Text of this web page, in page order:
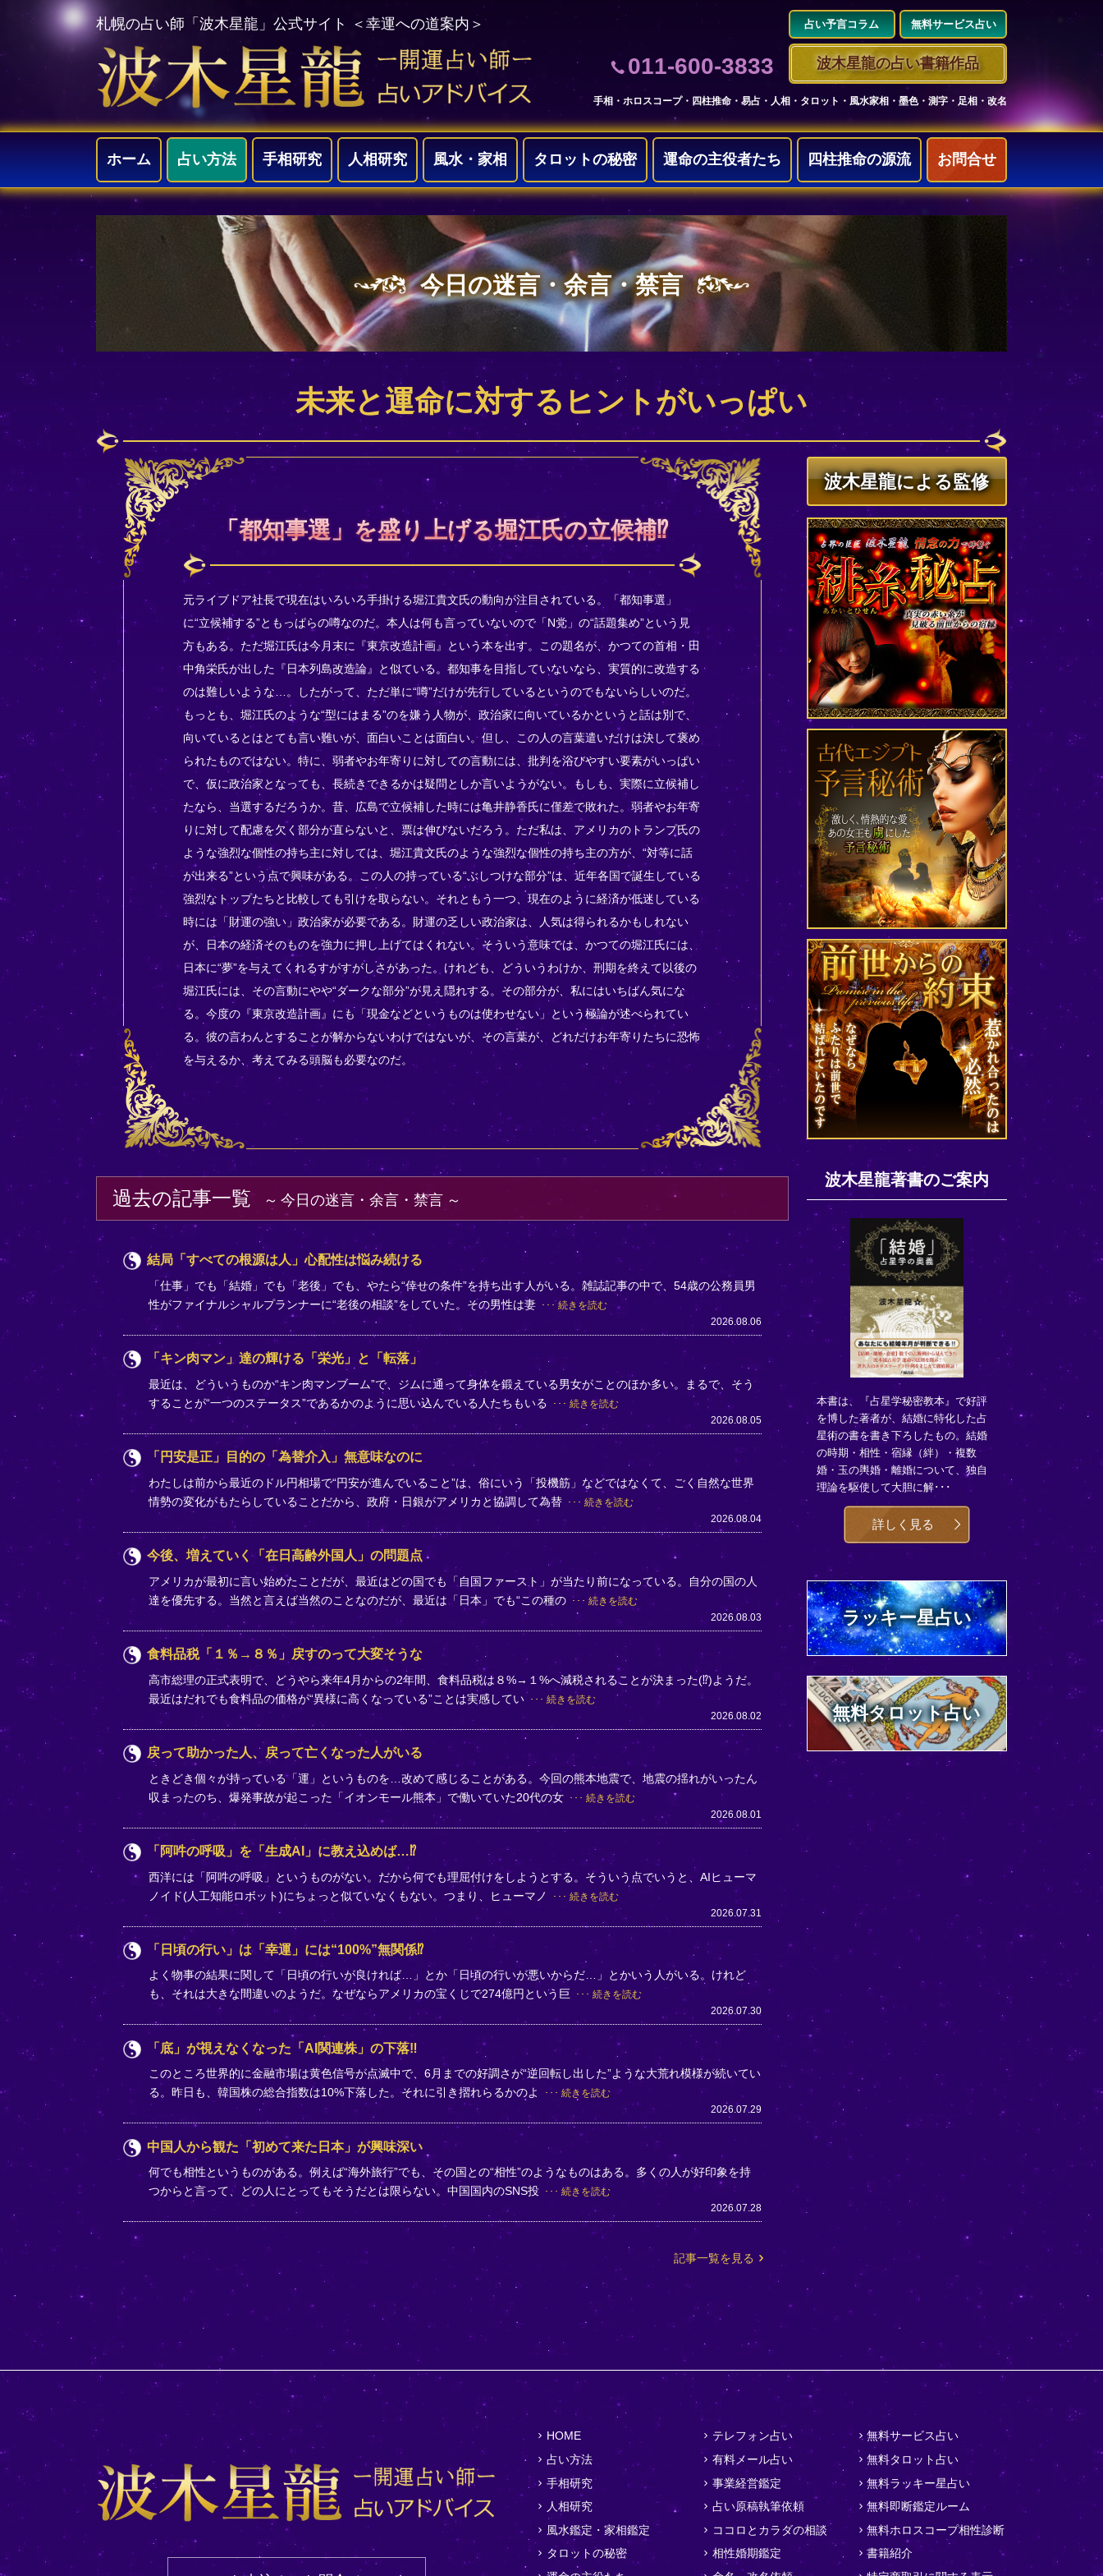
札幌の占い師「波木星龍」公式サイト ＜幸運への道案内＞
011-600-3833
占い予言コラム 無料サービス占い
波木星龍の占い書籍作品
手相・ホロスコープ・四柱推命・易占・人相・タロット・風水家相・墨色・測字・足相・改名
ホーム 占い方法 手相研究 人相研究 風水・家相 タロットの秘密 運命の主役者たち 四柱推命の源流 お問合せ
今日の迷言・余言・禁言
未来と運命に対するヒントがいっぱい
「都知事選」を盛り上げる堀江氏の立候補⁉
元ライブドア社長で現在はいろいろ手掛ける堀江貴文氏の動向が注目されている。「都知事選」
に“立候補する”ともっぱらの噂なのだ。本人は何も言っていないので「N党」の“話題集め”という見
方もある。ただ堀江氏は今月末に『東京改造計画』という本を出す。この題名が、かつての首相・田
中角栄氏が出した『日本列島改造論』と似ている。都知事を目指していないなら、実質的に改造する
のは難しいような…。したがって、ただ単に“噂”だけが先行しているというのでもないらしいのだ。
もっとも、堀江氏のような“型にはまる”のを嫌う人物が、政治家に向いているかというと話は別で、
向いているとはとても言い難いが、面白いことは面白い。但し、この人の言葉遣いだけは決して褒め
られたものではない。特に、弱者やお年寄りに対しての言動には、批判を浴びやすい要素がいっぱい
で、仮に政治家となっても、長続きできるかは疑問としか言いようがない。もしも、実際に立候補し
たなら、当選するだろうか。昔、広島で立候補した時には亀井静香氏に僅差で敗れた。弱者やお年寄
りに対して配慮を欠く部分が直らないと、票は伸びないだろう。ただ私は、アメリカのトランプ氏の
ような強烈な個性の持ち主に対しては、堀江貴文氏のような強烈な個性の持ち主の方が、“対等に話
が出来る”という点で興味がある。この人の持っている“ぶしつけな部分”は、近年各国で誕生している
強烈なトップたちと比較しても引けを取らない。それともう一つ、現在のように経済が低迷している
時には「財運の強い」政治家が必要である。財運の乏しい政治家は、人気は得られるかもしれない
が、日本の経済そのものを強力に押し上げてはくれない。そういう意味では、かつての堀江氏には、
日本に“夢”を与えてくれるすがすがしさがあった。けれども、どういうわけか、刑期を終えて以後の
堀江氏には、その言動にやや“ダークな部分”が見え隠れする。その部分が、私にはいちばん気にな
る。今度の『東京改造計画』にも「現金などというものは使わせない」という極論が述べられてい
る。彼の言わんとすることが解からないわけではないが、その言葉が、どれだけお年寄りたちに恐怖
を与えるか、考えてみる頭脳も必要なのだ。
過去の記事一覧 今日の迷言・余言・禁言
結局「すべての根源は人」心配性は悩み続ける
「仕事」でも「結婚」でも「老後」でも、やたら“倖せの条件”を持ち出す人がいる。雑誌記事の中で、54歳の公務員男
性がファイナルシャルプランナーに“老後の相談”をしていた。その男性は妻
続きを読む
2026.08.06
「キン肉マン」達の輝ける「栄光」と「転落」
最近は、どういうものか“キン肉マンブーム”で、ジムに通って身体を鍛えている男女がことのほか多い。まるで、そう
することが“一つのステータス”であるかのように思い込んでいる人たちもいる
続きを読む
2026.08.05
「円安是正」目的の「為替介入」無意味なのに
わたしは前から最近のドル円相場で“円安が進んでいること”は、俗にいう「投機筋」などではなくて、ごく自然な世界
情勢の変化がもたらしていることだから、政府・日銀がアメリカと協調して為替
続きを読む
2026.08.04
今後、増えていく「在日高齢外国人」の問題点
アメリカが最初に言い始めたことだが、最近はどの国でも「自国ファースト」が当たり前になっている。自分の国の人
達を優先する。当然と言えば当然のことなのだが、最近は「日本」でも“この種の
続きを読む
2026.08.03
食料品税「１％→８％」戻すのって大変そうな
高市総理の正式表明で、どうやら来年4月からの2年間、食料品税は８%→１%へ減税されることが決まった(⁉)ようだ。
最近はだれでも食料品の価格が“異様に高くなっている”ことは実感してい
続きを読む
2026.08.02
戻って助かった人、戻って亡くなった人がいる
ときどき個々が持っている「運」というものを…改めて感じることがある。今回の熊本地震で、地震の揺れがいったん
収まったのち、爆発事故が起こった「イオンモール熊本」で働いていた20代の女
続きを読む
2026.08.01
「阿吽の呼吸」を「生成AI」に教え込めば…⁉
西洋には「阿吽の呼吸」というものがない。だから何でも理屈付けをしようとする。そういう点でいうと、AIヒューマ
ノイド(人工知能ロボット)にちょっと似ていなくもない。つまり、ヒューマノ
続きを読む
2026.07.31
「日頃の行い」は「幸運」には“100%”無関係⁉
よく物事の結果に関して「日頃の行いが良ければ…」とか「日頃の行いが悪いからだ…」とかいう人がいる。けれど
も、それは大きな間違いのようだ。なぜならアメリカの宝くじで274億円という巨
続きを読む
2026.07.30
「底」が視えなくなった「AI関連株」の下落‼
このところ世界的に金融市場は黄色信号が点滅中で、6月までの好調さが“逆回転し出した”ような大荒れ模様が続いてい
る。昨日も、韓国株の総合指数は10%下落した。それに引き摺れらるかのよ
続きを読む
2026.07.29
中国人から観た「初めて来た日本」が興味深い
何でも相性というものがある。例えば“海外旅行”でも、その国との“相性”のようなものはある。多くの人が好印象を持
つからと言って、どの人にとってもそうだとは限らない。中国国内のSNS投
続きを読む
2026.07.28
記事一覧を見る
波木星龍による監修
波木星龍著書のご案内
本書は、『占星学秘密教本』で好評
を博した著者が、結婚に特化した占
星術の書を書き下ろしたもの。結婚
の時期・相性・宿縁（絆）・複数
婚・玉の輿婚・離婚について、独自
理論を駆使して大胆に解･･･
詳しく見る
ラッキー星占い
無料タロット占い
HOME
占い方法
手相研究
人相研究
風水鑑定・家相鑑定
タロットの秘密
テレフォン占い
有料メール占い
事業経営鑑定
占い原稿執筆依頼
ココロとカラダの相談
相性婚期鑑定
無料サービス占い
無料タロット占い
無料ラッキー星占い
無料即断鑑定ルーム
無料ホロスコープ相性診断
書籍紹介